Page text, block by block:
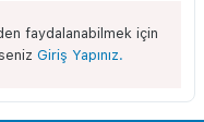
faydalanabilmek için
Giriş Yapınız.